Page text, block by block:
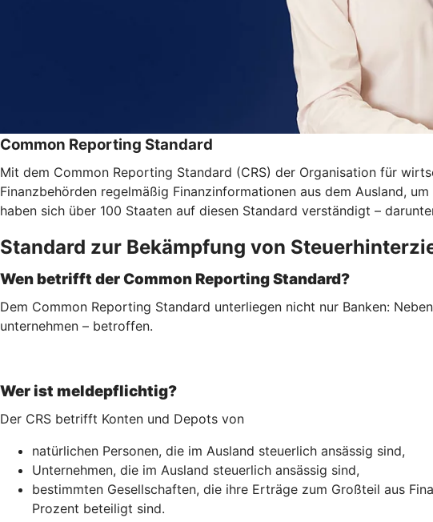
Common Reporting Standard
Mit dem Common Reporting Standard (CRS) der Organisation für
Finanzbehörden regelmäßig Finanzinformationen aus dem Ausland,
haben sich über 100 Staaten auf diesen Standard verständigt –
Standard zur Bekämpfung von
Wen betrifft der Common Reporting Standard?
Dem Common Reporting Standard unterliegen nicht nur Banken:
unternehmen – betroffen.
Wer ist meldepflichtig?
Der CRS betrifft Konten und Depots von
natürlichen Personen, die im Ausland steuerlich ansässig sind,
Unternehmen, die im Ausland steuerlich ansässig sind,
bestimmten Gesellschaften, die ihre Erträge zum Großteil aus
Prozent beteiligt sind.